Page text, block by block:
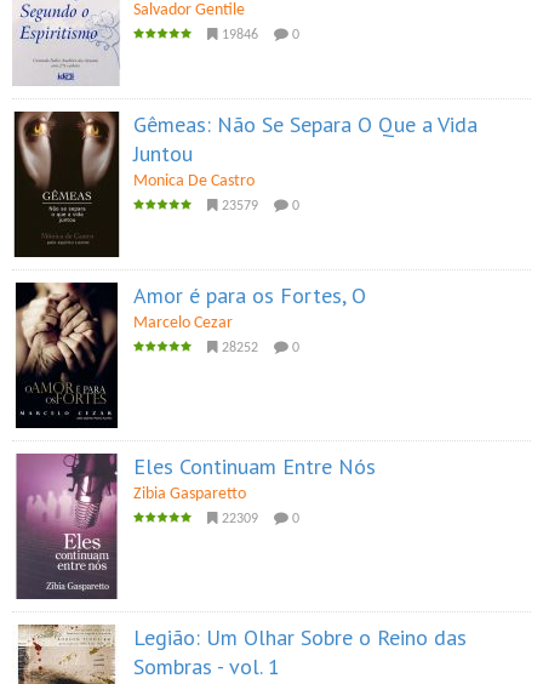
Salvador Gentile
19846 0
Gêmeas: Não Se Separa O Que a Vida
Juntou
Monica De Castro
23579 0
Amor é para os Fortes, O
Marcelo Cezar
28252 0
Eles Continuam Entre Nós
Zibia Gasparetto
22309 0
Legião: Um Olhar Sobre o Reino das
Sombras - vol. 1